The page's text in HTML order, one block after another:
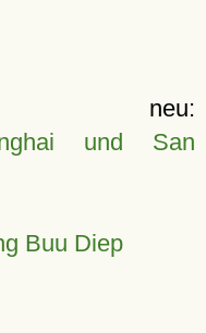
und San
Buu Diep